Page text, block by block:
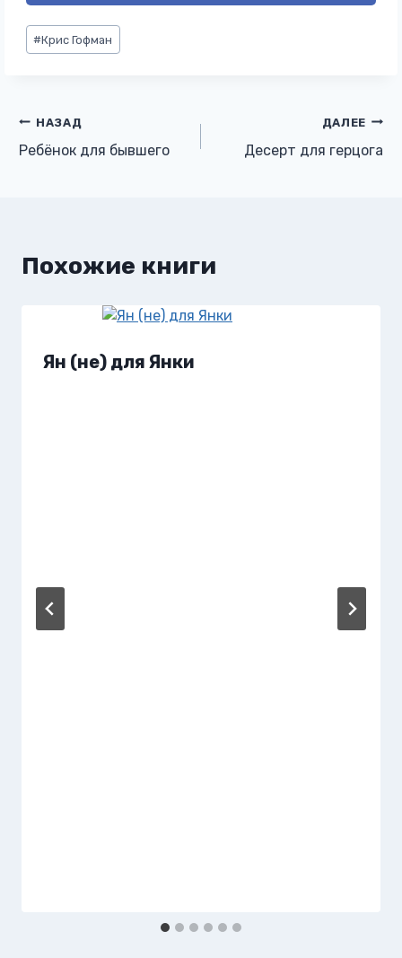
Метки
записи:
#Крис Гофман
Навигация
по
НАЗАД
Ребёнок для бывшего
ДАЛЕЕ
Десерт для герцога
Похожие книги
Ян (не) для Янки